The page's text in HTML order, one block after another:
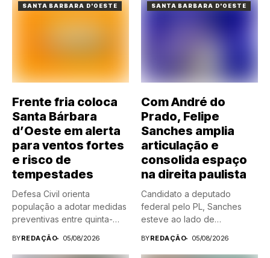
SANTA BARBARA D'OESTE
Frente fria coloca
Santa Bárbara
d’Oeste em alerta
para ventos fortes
e risco de
tempestades
Defesa Civil orienta
população a adotar medidas
preventivas entre quinta-
BYREDAÇÃO 05/08/2026
SANTA BARBARA D'OESTE
Com André do
Prado, Felipe
Sanches amplia
articulação e
consolida espaço
na direita paulista
Candidato a deputado
federal pelo PL, Sanches
esteve ao lado de
BYREDAÇÃO 05/08/2026